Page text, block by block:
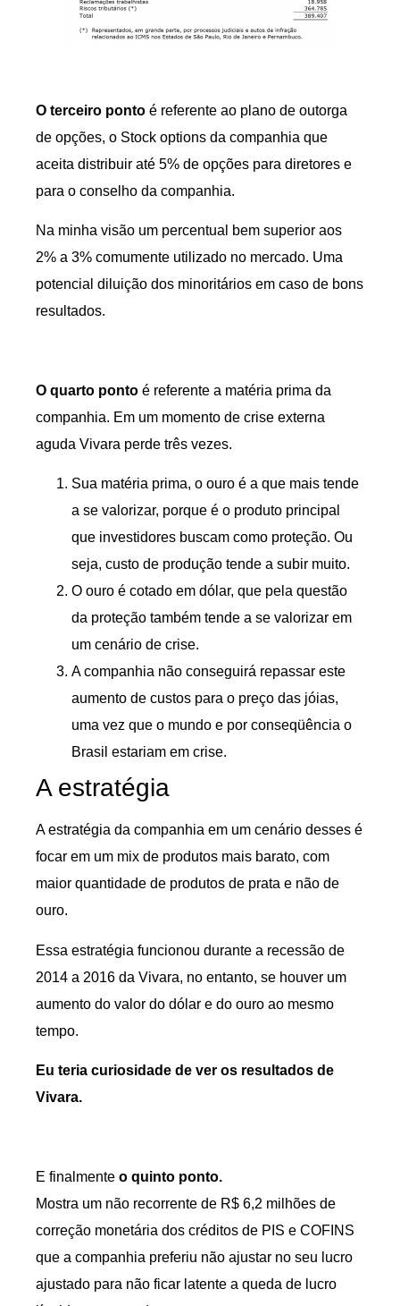
O terceiro ponto é referente ao plano de outorga
de opções, o Stock options da companhia que
aceita distribuir até 5% de opções para diretores e
para o conselho da companhia.
Na minha visão um percentual bem superior aos
2% a 3% comumente utilizado no mercado. Uma
potencial diluição dos minoritários em caso de bons
resultados.
O quarto ponto é referente a matéria prima da
companhia. Em um momento de crise externa
aguda Vivara perde três vezes.
Sua matéria prima, o ouro é a que mais tende
a se valorizar, porque é o produto principal
que investidores buscam como proteção. Ou
seja, custo de produção tende a subir muito.
O ouro é cotado em dólar, que pela questão
da proteção também tende a se valorizar em
um cenário de crise.
A companhia não conseguirá repassar este
aumento de custos para o preço das jóias,
uma vez que o mundo e por conseqüência o
Brasil estariam em crise.
A estratégia
A estratégia da companhia em um cenário desses é
focar em um mix de produtos mais barato, com
maior quantidade de produtos de prata e não de
ouro.
Essa estratégia funcionou durante a recessão de
2014 a 2016 da Vivara, no entanto, se houver um
aumento do valor do dólar e do ouro ao mesmo
tempo.
Eu teria curiosidade de ver os resultados de
Vivara.
E finalmente o quinto ponto.
Mostra um não recorrente de R$ 6,2 milhões de
correção monetária dos créditos de PIS e COFINS
que a companhia preferiu não ajustar no seu lucro
ajustado para não ficar latente a queda de lucro